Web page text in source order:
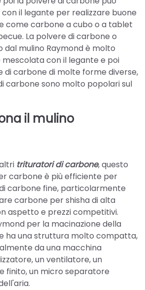
il legante per realizzare buone
come carbone a cubo o a tablet
La polvere di carbone o
mulino Raymond è molto
con il legante e poi
di carbone di molte forme diverse,
carbone sono molto popolari sul
il mulino
trituratori di carbone, questo
carbone è più efficiente per
carbone fine, particolarmente
carbone per shisha di alta
aspetto e prezzi competitivi.
per la macinazione della
ha una struttura molto compatta,
da una macchina
un ventilatore, un
finito, un micro separatore